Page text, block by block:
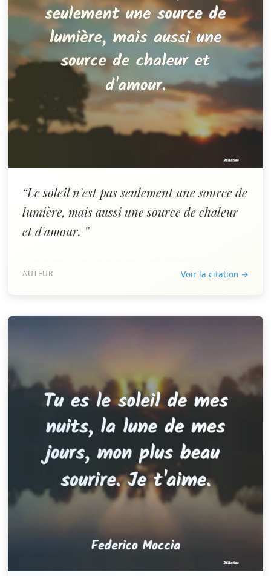
“Le soleil n'est pas seulement une source de
lumière, mais aussi une source de chaleur
et d'amour. ”
AUTEUR Voir la citation →